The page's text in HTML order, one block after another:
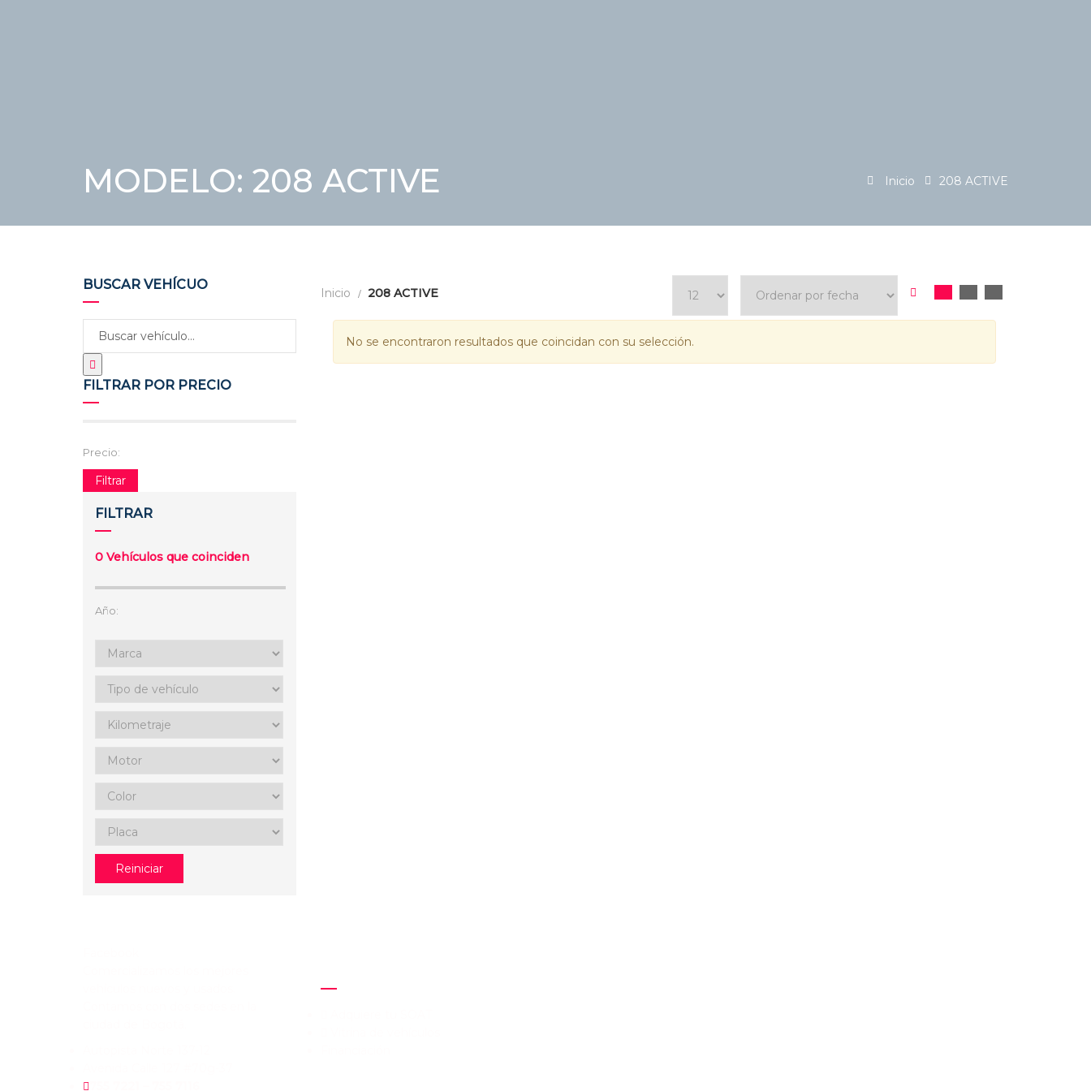
MODELO: 208 ACTIVE Inicio 208 ACTIVE
BUSCAR VEHÍCUO
FILTRAR POR PRECIO
Precio:
Filtrar
FILTRAR
0 Vehículos que coinciden
Año:
Reiniciar
Inicio 208 ACTIVE
No se encontraron resultados que coincidan con su selección.